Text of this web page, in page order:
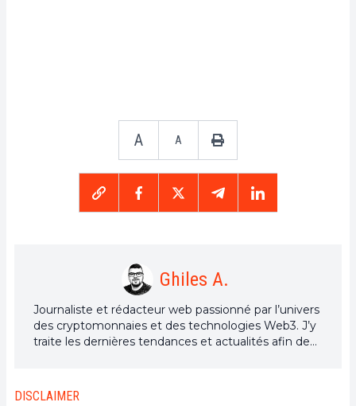
A A
Ghiles A.
Journaliste et rédacteur web passionné par l’univers
des cryptomonnaies et des technologies Web3. J’y
traite les dernières tendances et actualités afin de
DISCLAIMER